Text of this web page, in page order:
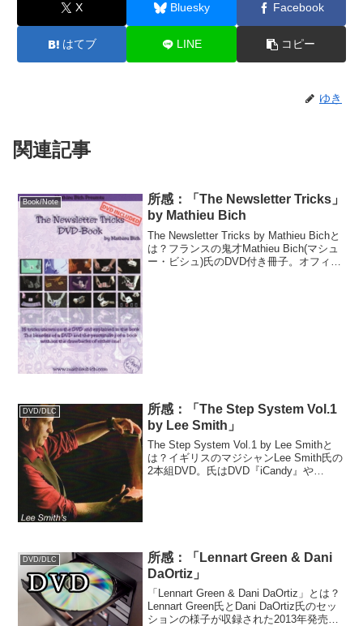
X Bluesky Facebook
はてブ LINE コピー
ゆき
関連記事
Book/Note
所感：「The Newsletter Tricks」
by Mathieu Bich
The Newsletter Tricks by Mathieu Bichと
は？フランスの鬼才Mathieu Bich(マシュ
ー・ビシュ)氏のDVD付き冊子。オフィシ
DVD/DLC
所感：「The Step System Vol.1
by Lee Smith」
The Step System Vol.1 by Lee Smithと
は？イギリスのマジシャンLee Smith氏の
2本組DVD。氏はDVD『iCandy』や
DVD/DLC
所感：「Lennart Green & Dani
DaOrtiz」
「Lennart Green & Dani DaOrtiz」とは？
Lennart Green氏とDani DaOrtiz氏のセッ
ションの様子が収録された2013年発売の2